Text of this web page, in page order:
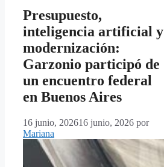
Presupuesto,
inteligencia artificial y
modernización:
Garzonio participó de
un encuentro federal
en Buenos Aires
16 junio, 202616 junio, 2026 por
Mariana